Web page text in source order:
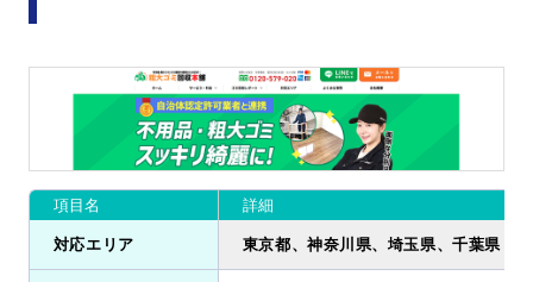
項目名 詳細
対応エリア 東京都、神奈川県、埼玉県、千葉県